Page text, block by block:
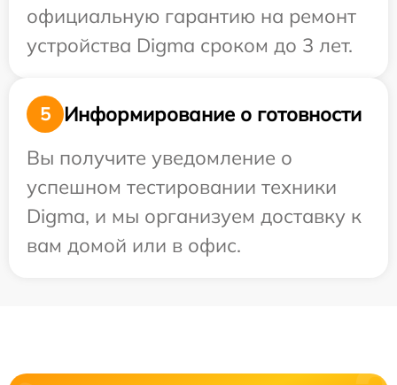
официальную гарантию на ремонт
устройства Digma сроком до 3 лет.
5
Информирование о готовности
Вы получите уведомление о
успешном тестировании техники
Digma, и мы организуем доставку к
вам домой или в офис.